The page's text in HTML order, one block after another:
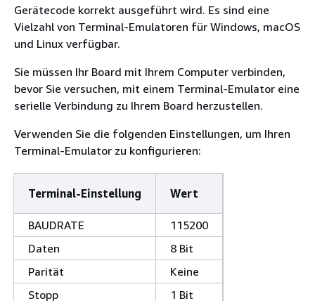
Gerätecode korrekt ausgeführt wird. Es sind eine
Vielzahl von Terminal-Emulatoren für Windows, macOS
und Linux verfügbar.
Sie müssen Ihr Board mit Ihrem Computer verbinden,
bevor Sie versuchen, mit einem Terminal-Emulator eine
serielle Verbindung zu Ihrem Board herzustellen.
Verwenden Sie die folgenden Einstellungen, um Ihren
Terminal-Emulator zu konfigurieren:
Terminal-Einstellung Wert
BAUDRATE
115200
Daten
8 Bit
Parität
Keine
Stopp
1 Bit